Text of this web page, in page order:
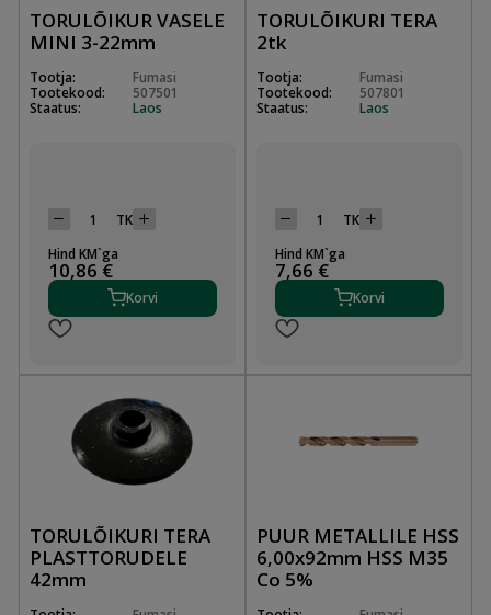
TORULÕIKUR VASELE
MINI 3-22mm
Tootja:
Fumasi
Tootekood:
507501
Staatus:
Laos
TK
Hind KM`ga
10,86 €
Korvi
TORULÕIKURI TERA
2tk
Tootja:
Fumasi
Tootekood:
507801
Staatus:
Laos
TK
Hind KM`ga
7,66 €
Korvi
TORULÕIKURI TERA
PLASTTORUDELE
42mm
PUUR METALLILE HSS
6,00x92mm HSS M35
Co 5%